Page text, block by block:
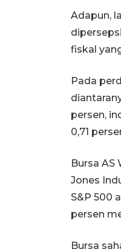
Adapun,
fiskal
Pada
persen,
0,71
Bursa AS
Jones
S&P 500
persen
Bursa